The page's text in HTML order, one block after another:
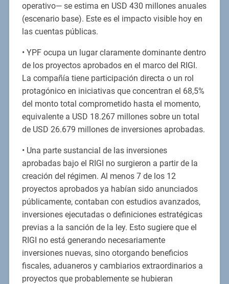
operativo— se estima en USD 430 millones anuales
(escenario base). Este es el impacto visible hoy en
las cuentas públicas.
• YPF ocupa un lugar claramente dominante dentro
de los proyectos aprobados en el marco del RIGI.
La compañía tiene participación directa o un rol
protagónico en iniciativas que concentran el 68,5%
del monto total comprometido hasta el momento,
equivalente a USD 18.267 millones sobre un total
de USD 26.679 millones de inversiones aprobadas.
• Una parte sustancial de las inversiones
aprobadas bajo el RIGI no surgieron a partir de la
creación del régimen. Al menos 7 de los 12
proyectos aprobados ya habían sido anunciados
públicamente, contaban con estudios avanzados,
inversiones ejecutadas o definiciones estratégicas
previas a la sanción de la ley. Esto sugiere que el
RIGI no está generando necesariamente
inversiones nuevas, sino otorgando beneficios
fiscales, aduaneros y cambiarios extraordinarios a
proyectos que probablemente se hubieran